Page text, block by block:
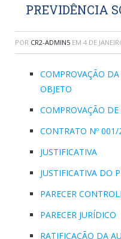
PREVIDÊNCIA
POR CR2-ADMIN5 EM 4 DE
COMPROVAÇÃO
OBJETO
COMPROVAÇÃO
CONTRATO Nº
JUSTIFICATIVA
JUSTIFICATIVA DO
PARECER
PARECER JURÍDICO
RATIFICAÇÃO DA